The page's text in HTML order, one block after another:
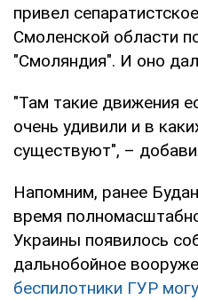
привел
Смоленской области
"Смоляндия". И оно
"Там такие движения
очень удивили и в
существуют", –
Напомним, ранее
время
Украины появилось
дальнобойное
беспилотники ГУР